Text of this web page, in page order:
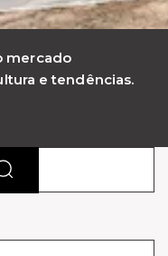
mercado
e tendências.